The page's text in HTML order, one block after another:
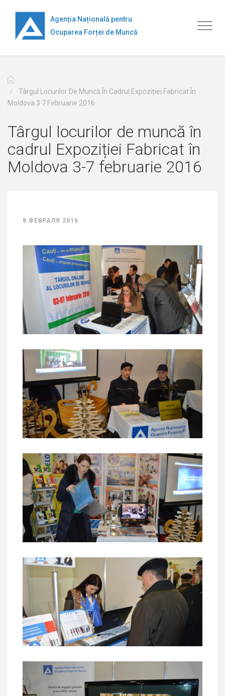
основному
содержанию
Agenția Națională pentru
Ocuparea Forței de Muncă
Târgul Locurilor De Muncă În Cadrul Expoziției Fabricat În
Moldova 3 7 Februarie 2016
Târgul locurilor de muncă în
cadrul Expoziției Fabricat în
Moldova 3-7 februarie 2016
8 ФЕВРАЛЯ 2016